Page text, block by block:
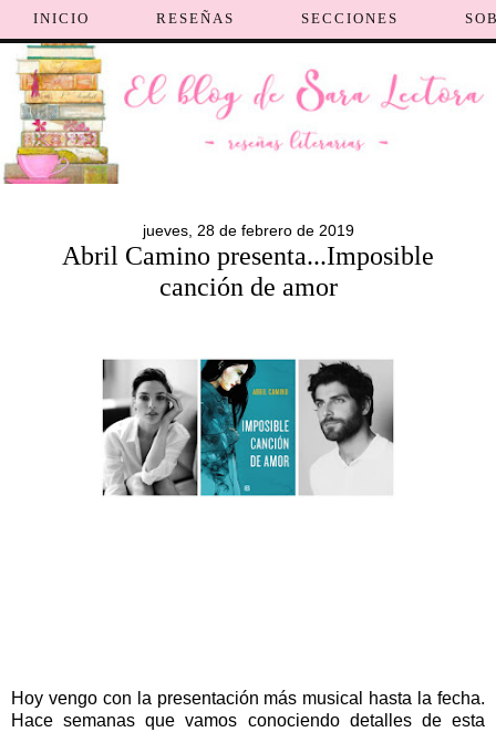
INICIO RESEÑAS SECCIONES
jueves, 28 de febrero de 2019
Abril Camino presenta...Imposible
canción de amor
Hoy vengo con la presentación más musical hasta la fecha.
Hace semanas que vamos conociendo detalles de esta